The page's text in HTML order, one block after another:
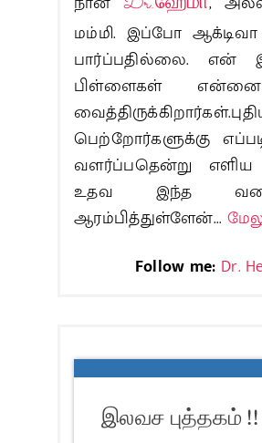
மம்மி. இப்போ ஆக்டிவா
பார்ப்பதில்லை. என்
பிள்ளைகள் என்னை
பெற்றோர்களுக்கு
வளர்ப்பதென்று எளிய
உதவ இந்த
ஆரம்பித்துள்ளேன்...
Follow me: Dr.
இலவச புத்தகம் !!